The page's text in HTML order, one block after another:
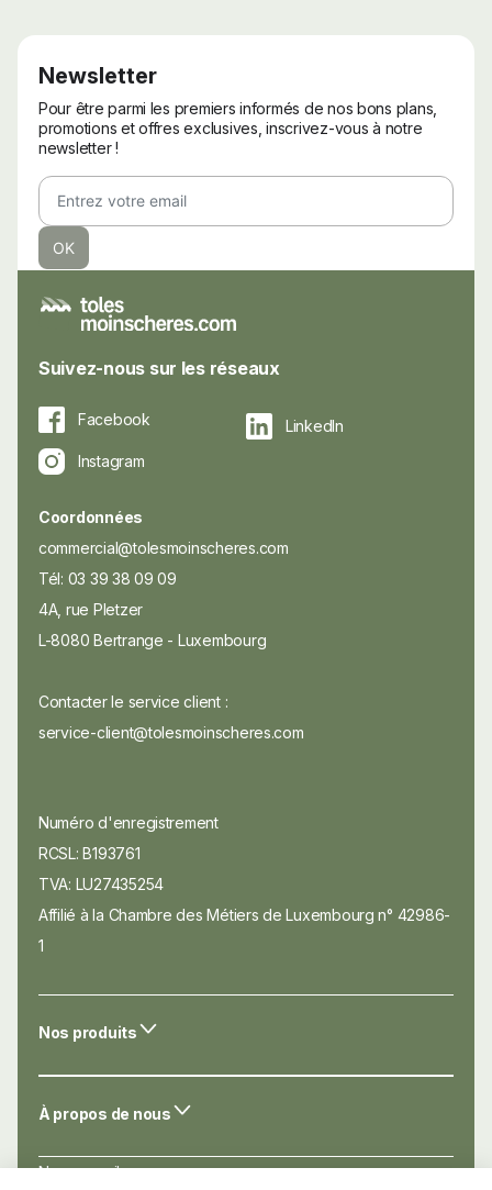
Suivez-nous sur les réseaux
Facebook
LinkedIn
Instagram
Coordonnées
commercial@tolesmoinscheres.com
Tél: 03 39 38 09 09
4A, rue Pletzer
L-8080 Bertrange - Luxembourg
Contacter le service client :
service-client@tolesmoinscheres.com
Numéro d'enregistrement
RCSL: B193761
TVA: LU27435254
Affilié à la Chambre des Métiers de Luxembourg n° 42986-
1
À propos de nous
Nos conseils
Nos produits
Newsletter
Pour être parmi les premiers informés de nos bons plans,
promotions et offres exclusives, inscrivez-vous à notre
newsletter !